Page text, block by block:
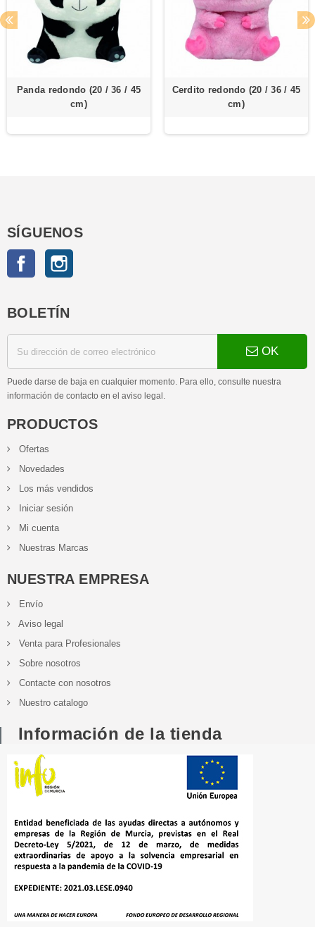
Panda redondo (20 / 36 / 45
cm)
Cerdito redondo (20 / 36 / 45
cm)
SÍGUENOS
Facebook
BOLETÍN
OK
Puede darse de baja en cualquier momento. Para ello, consulte nuestra
información de contacto en el aviso legal.
PRODUCTOS
Ofertas
Novedades
Los más vendidos
Iniciar sesión
Mi cuenta
Nuestras Marcas
NUESTRA EMPRESA
Envío
Aviso legal
Venta para Profesionales
Sobre nosotros
Contacte con nosotros
Nuestro catalogo
Información de la tienda